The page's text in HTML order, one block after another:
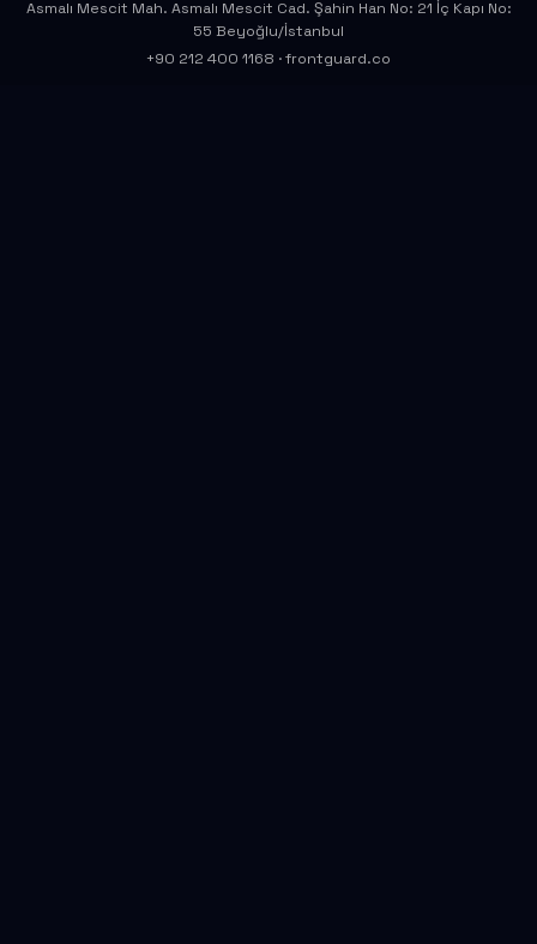
Asmalı Mescit Mah. Asmalı Mescit Cad. Şahin Han No: 21 İç Kapı No:
55 Beyoğlu/İstanbul
+90 212 400 1168 ·frontguard.co